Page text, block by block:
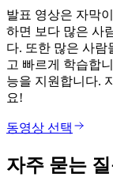
발표 영상은 자막
하면 보다 많은 사
다. 또한 많은 사람
고 빠르게 학습합
능을 지원합니다.
요!
동영상 선택
자주 묻는